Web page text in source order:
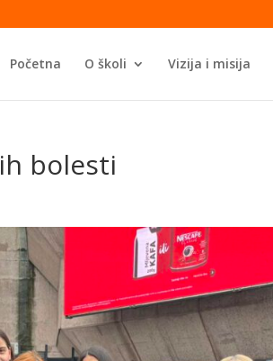
Početna O školi Vizija i misija
bolesti